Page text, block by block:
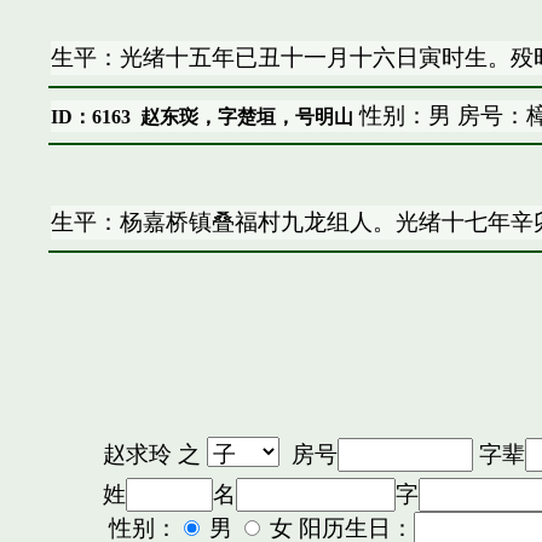
生平：光绪十五年已丑十一月十六日寅时生。
ID：6163 赵东珳，字楚垣，号明山 性别：男 房号：
生平：杨嘉桥镇叠福村九龙组人。光绪十七年
赵求玲 之 房号
字辈
姓
名
字
性别：
男 女 阳历生日：